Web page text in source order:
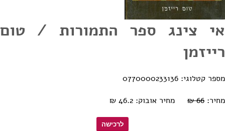
אי צינג ספר התמורות / טום
רייזמן
מספר קטלוגי: 0770000233136
מחיר: 66 ₪ מחיר אובוק: 46.2 ₪